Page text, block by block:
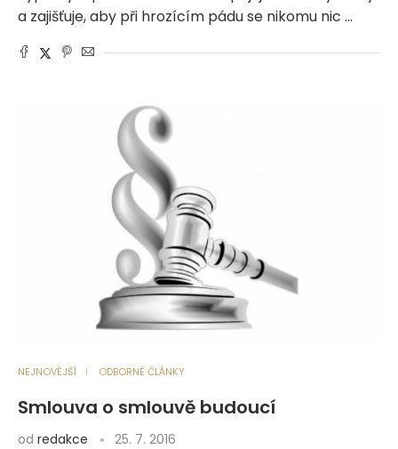
a zajišťuje, aby při hrozícím pádu se nikomu nic …
NEJNOVĚJŠÍ ODBORNÉ ČLÁNKY
Smlouva o smlouvě budoucí
od redakce 25. 7. 2016